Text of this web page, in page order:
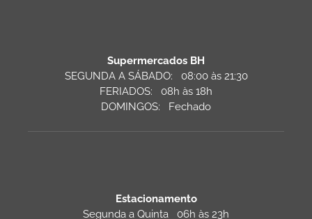
Supermercados BH
SEGUNDA A SÁBADO: 08:00 às 21:30
FERIADOS: 08h às 18h
DOMINGOS: Fechado
Estacionamento
Segunda a Quinta 06h às 23h